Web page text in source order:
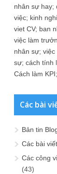
nhân sự hay;
việc; kinh
viet CV; ban
việc làm
nhân sự; việc
sự; cách tính
Cách làm KPI;
Các bài
Bản tin
Các bài
Các công
(43)